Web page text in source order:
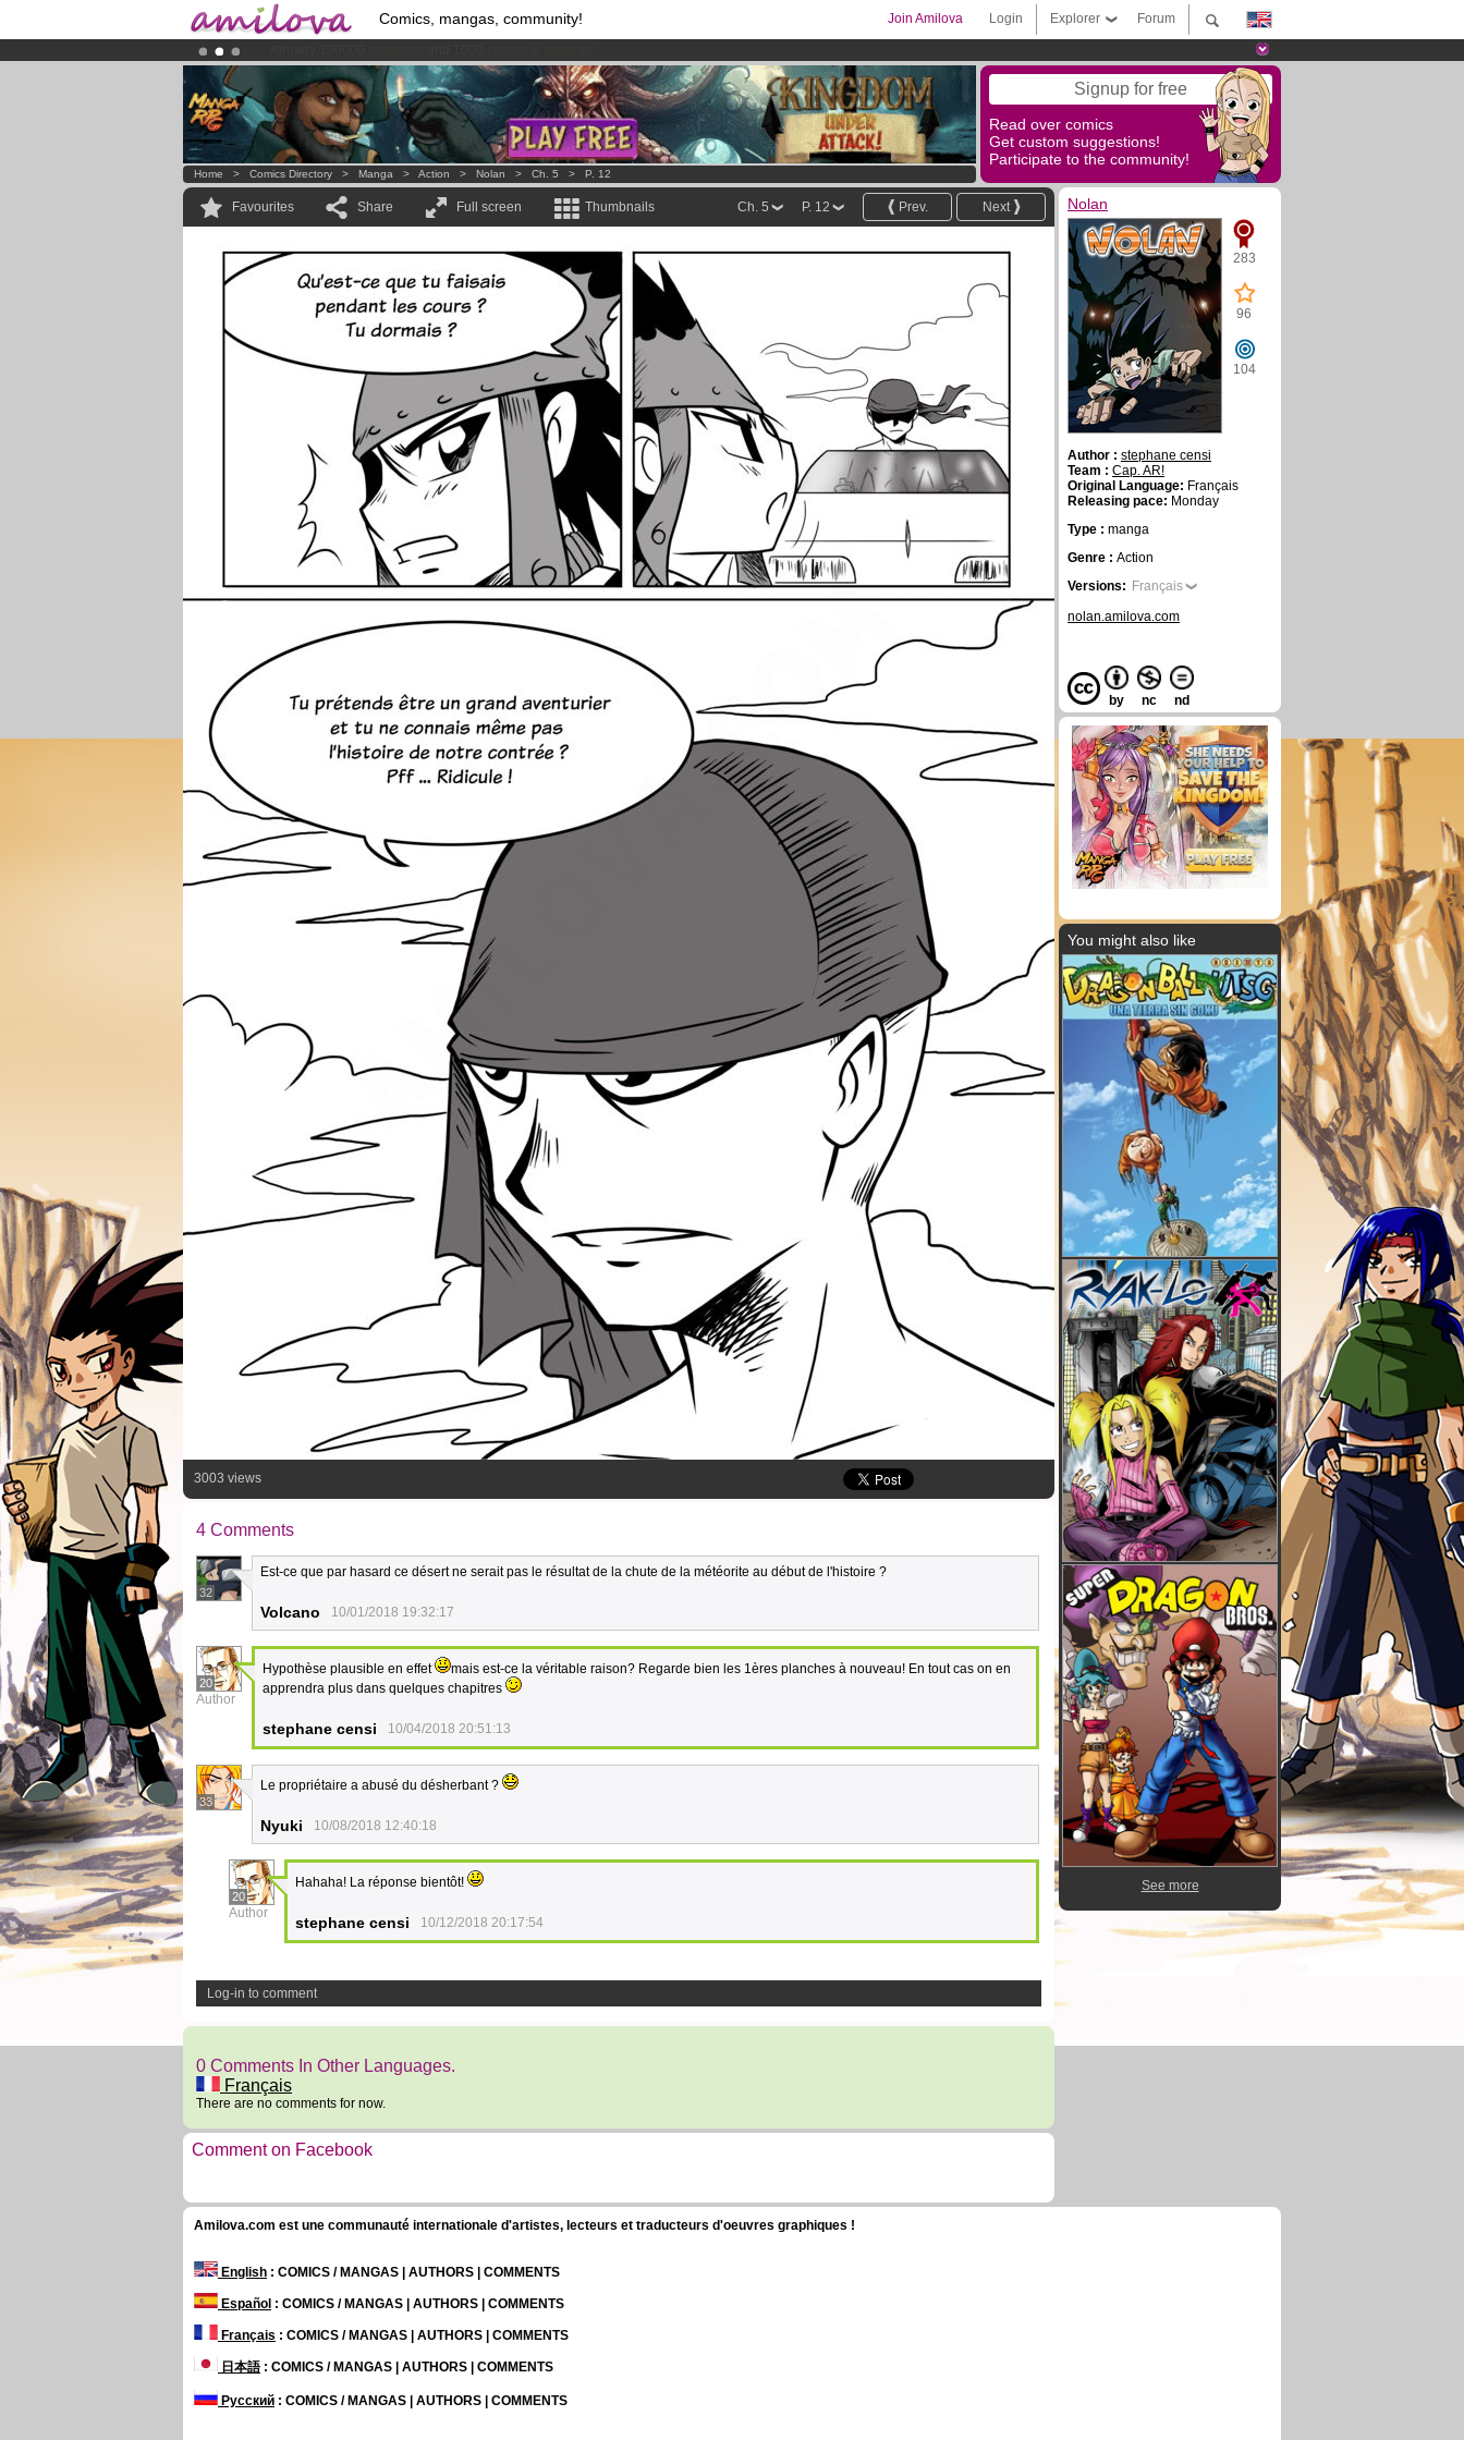
Comics, mangas, community! Forum
Explorer
Login
Join Amilova
Premium membership from3.95 eurosper month !Get membership now
Signup for free
Read over comics
Get custom suggestions!
Participate to the community!
Home > Comics Directory > Manga > Action > Nolan > Ch. 5 > P. 12
Favourites Share Full screen Thumbnails Next
Prev.
P. 12
Ch. 5
3003 views
4 Comments
32
Est-ce que par hasard ce désert ne serait pas le résultat de la chute de la météorite au début de l'histoire ?
Volcano 10/01/2018 19:32:17
20
Author
Hypothèse plausible en effet
mais est-ce la véritable raison? Regarde bien les 1ères planches à nouveau! En tout cas on en
apprendra plus dans quelques chapitres
stephane censi 10/04/2018 20:51:13
33
Le propriétaire a abusé du désherbant ?
Nyuki 10/08/2018 12:40:18
20
Author
Hahaha! La réponse bientôt!
stephane censi 10/12/2018 20:17:54
Log-in to comment
0 Comments In Other Languages.
Français
There are no comments for now.
Comment on Facebook
Nolan
283
96
104
Author : stephane censi
Team : Cap. AR!
Original Language: Français
Releasing pace: Monday
Type : manga
Genre : Action
Versions: Français
nolan.amilova.com
by nc nd
You might also like
See more
Amilova.com est une communauté internationale d'artistes, lecteurs et traducteurs d'oeuvres graphiques !
English : COMICS / MANGAS | AUTHORS | COMMENTS
Español : COMICS / MANGAS | AUTHORS | COMMENTS
Français : COMICS / MANGAS | AUTHORS | COMMENTS
日本語: COMICS / MANGAS | AUTHORS | COMMENTS
Русский : COMICS / MANGAS | AUTHORS | COMMENTS